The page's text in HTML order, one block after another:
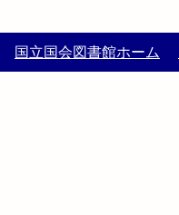
国立国会図書館ホーム